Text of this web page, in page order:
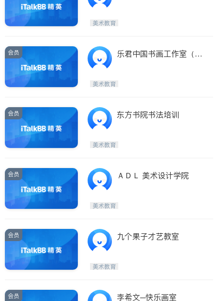
美术教育
会员
乐君中国书画工作室（洛
美术教育
会员 东方书院书法培训
美术教育
会员 ＡＤＬ 美术设计学院
美术教育
会员 九个果子才艺教室
美术教育
会员 李希文─快乐画室